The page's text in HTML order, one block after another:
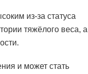
из-за статуса
тяжёлого веса, а
и может стать